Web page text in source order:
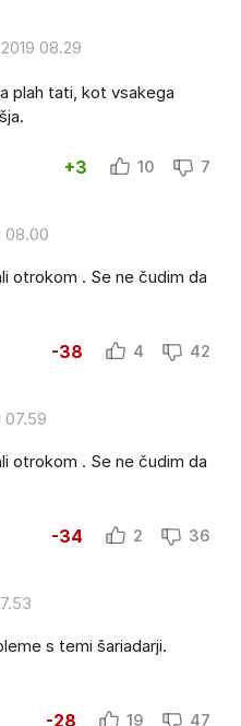
08.29
plah tati, kot vsakega
+3 10 7
08.00
otrokom . Se ne čudim da
-38 4 42
07.59
otrokom . Se ne čudim da
-34 2 36
s temi šariadarji.
-28 19 47